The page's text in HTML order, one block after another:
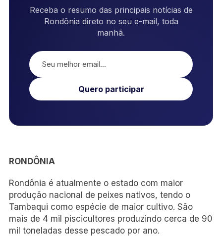
Receba o resumo das principais notícias de
Rondônia direto no seu e-mail, toda
manhã.
Quero participar
RONDÔNIA
Rondônia é atualmente o estado com maior
produção nacional de peixes nativos, tendo o
Tambaqui como espécie de maior cultivo. São
mais de 4 mil piscicultores produzindo cerca de 90
mil toneladas desse pescado por ano.